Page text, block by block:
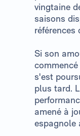
vingtaine
saisons
références
Si son
s'est
plus tard.
amené à
espagnole